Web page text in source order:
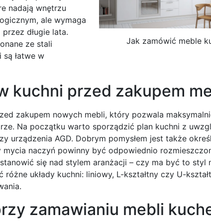
Jak zamówić meble
nadają wnętrzu
ale wymaga
długie lata.
ze stali
łatwe w
kuchni przed zakupem
zakupem nowych mebli, który pozwala
Na początku warto sporządzić plan kuchni z
AGD. Dobrym pomysłem jest także
naczyń powinny być odpowiednio
się nad stylem aranżacji – czy ma być to styl
układy kuchni: liniowy, L-kształtny czy U-
zamawianiu mebli